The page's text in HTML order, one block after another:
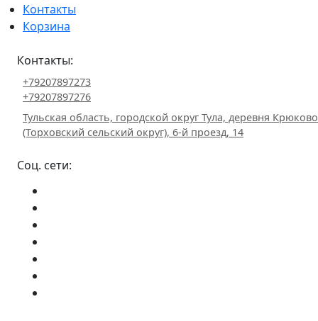
Контакты
Корзина
Контакты:
+79207897273
+79207897276
Тульская область, городской округ Тула, деревня Крюково
(Торховский сельский округ), 6-й проезд, 14
Соц. сети: